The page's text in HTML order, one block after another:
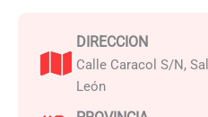
DIRECCION
Calle Caracol S/N,
León